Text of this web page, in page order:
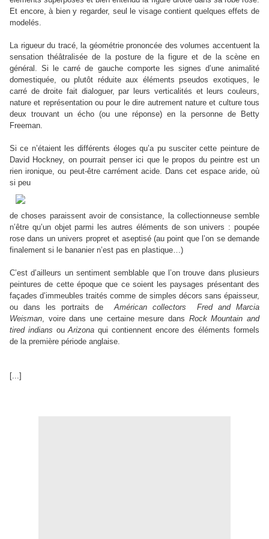
Et encore, à bien y regarder, seul le visage contient quelques effets de
modelés.
La rigueur du tracé, la géométrie prononcée des volumes accentuent la
sensation théâtralisée de la posture de la figure et de la scène en
général. Si le carré de gauche comporte les signes d’une animalité
domestiquée, ou plutôt réduite aux éléments pseudos exotiques, le
carré de droite fait dialoguer, par leurs verticalités et leurs couleurs,
nature et représentation ou pour le dire autrement nature et culture tous
deux trouvant un écho (ou une réponse) en la personne de Betty
Freeman.
Si ce n’étaient les différents éloges qu’a pu susciter cette peinture de
David Hockney, on pourrait penser ici que le propos du peintre est un
rien ironique, ou peut-être carrément acide. Dans cet espace aride, où
si peu
de choses paraissent avoir de consistance, la collectionneuse semble
n’être qu’un objet parmi les autres éléments de son univers : poupée
rose dans un univers propret et aseptisé (au point que l’on se demande
finalement si le bananier n’est pas en plastique…)
C’est d’ailleurs un sentiment semblable que l’on trouve dans plusieurs
peintures de cette époque que ce soient les paysages présentant des
façades d’immeubles traités comme de simples décors sans épaisseur,
ou dans les portraits deAmérican collectors Fred and Marcia
Weisman, voire dans une certaine mesure dans Rock Mountain and
tired indians ouArizonaqui contiennent encore des éléments formels
de la première période anglaise.
[...]